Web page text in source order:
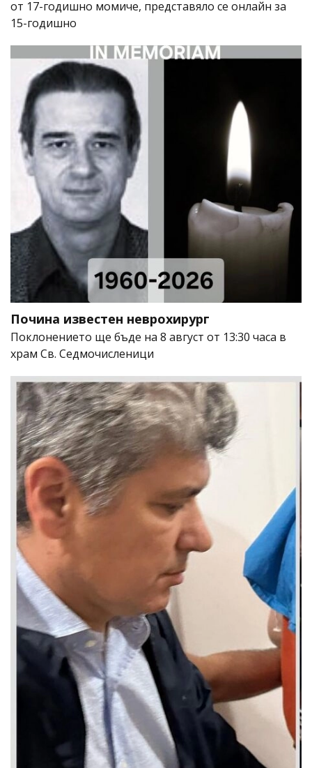
от 17-годишно момиче, представяло се онлайн за
15-годишно
Почина известен неврохирург
Поклонението ще бъде на 8 август от 13:30 часа в
храм Св. Седмочисленици